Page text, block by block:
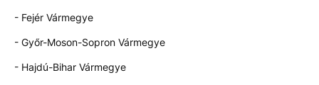
- Fejér Vármegye
- Győr-Moson-Sopron Vármegye
- Hajdú-Bihar Vármegye